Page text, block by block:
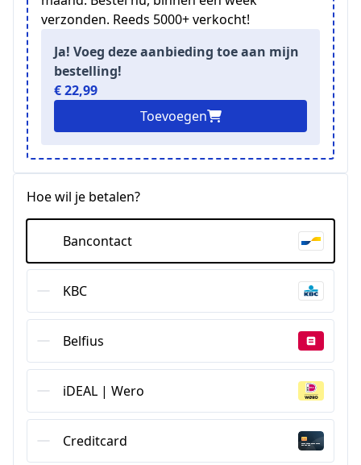
verzonden. Reeds 5000+ verkocht!
Ja! Voeg deze aanbieding toe aan mijn
bestelling!
€ 22,99
Toevoegen
Hoe wil je betalen?
Bancontact
KBC
Belfius
iDEAL | Wero
Creditcard